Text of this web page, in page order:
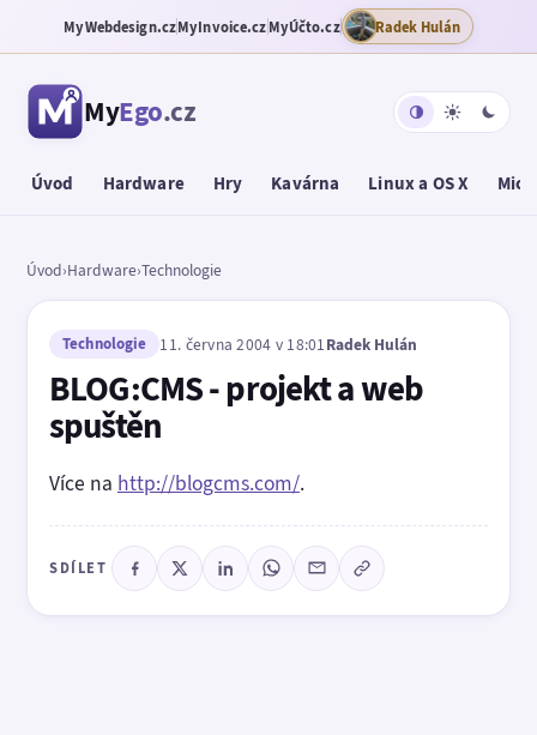
MyWebdesign.czMyInvoice.czMyÚčto.cz Radek Hulán
MyEgo.cz
Úvod Hardware Hry Kavárna Linux a OS X
Úvod›Hardware›Technologie
Technologie 11. června 2004 v 18:01 Radek Hulán
BLOG:CMS - projekt a web
spuštěn
Více na http://blogcms.com/.
SDÍLET